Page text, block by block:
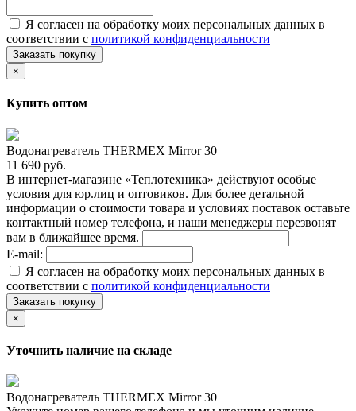
Я согласен на обработку моих персональных данных в
соответствии с политикой конфиденциальности
Заказать покупку
×
Купить оптом
Водонагреватель THERMEX Mirror 30
11 690 руб.
В интернет-магазине «Теплотехника» действуют особые
условия для юр.лиц и оптовиков. Для более детальной
информации о стоимости товара и условиях поставок оставьте
контактный номер телефона, и наши менеджеры перезвонят
вам в ближайшее время.
E-mail:
Я согласен на обработку моих персональных данных в
соответствии с политикой конфиденциальности
Заказать покупку
×
Уточнить наличие на складе
Водонагреватель THERMEX Mirror 30